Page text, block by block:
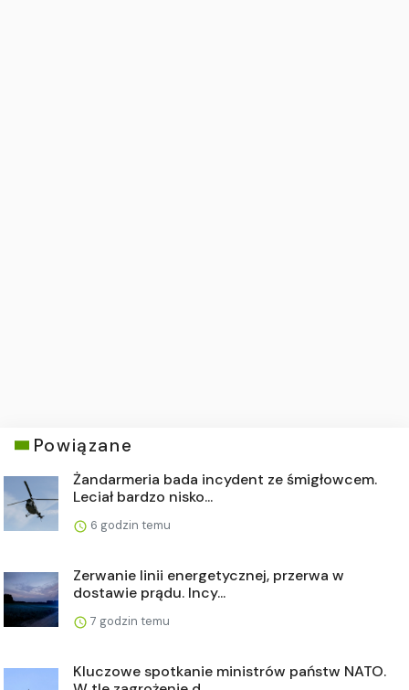
Powiązane
Żandarmeria bada incydent ze śmigłowcem.
Leciał bardzo nisko...
6 godzin temu
Zerwanie linii energetycznej, przerwa w
dostawie prądu. Incy...
7 godzin temu
Kluczowe spotkanie ministrów państw NATO.